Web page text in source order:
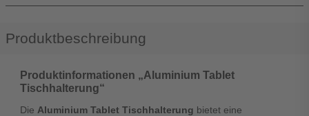
Produktbeschreibung
Produktinformationen „Aluminium Tablet
Tischhalterung“
Die Aluminium Tablet Tischhalterung bietet eine